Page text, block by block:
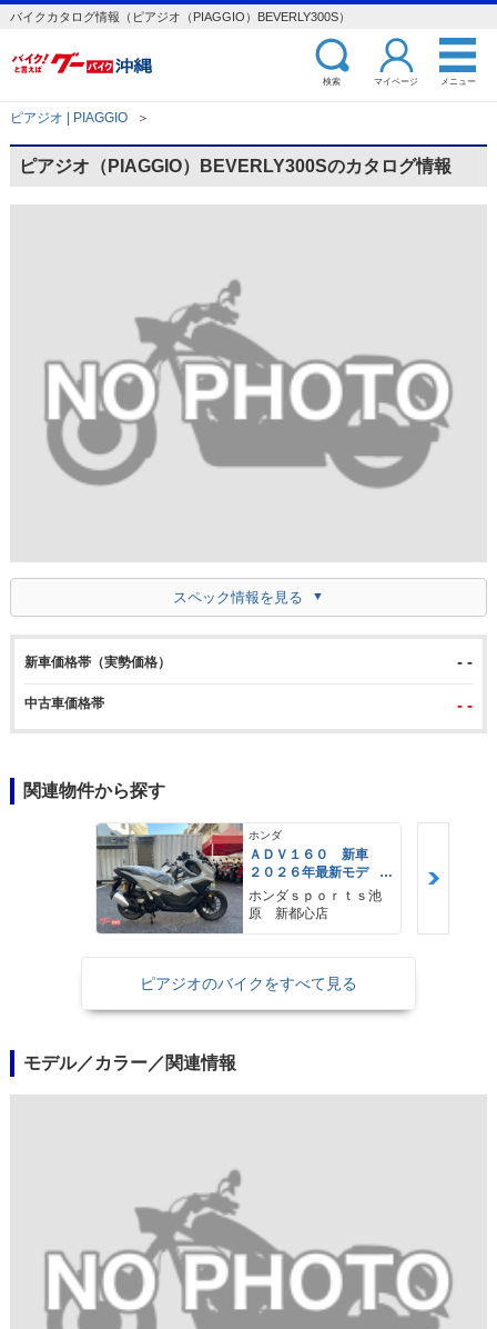
バイクカタログ情報（ピアジオ（PIAGGIO）BEVERLY300S）
検索 マイページ メニュー
ピアジオ | PIAGGIO ＞
ピアジオ（PIAGGIO）BEVERLY300Sのカタログ情報
スペック情報を見る
新車価格帯（実勢価格） - -
中古車価格帯 - -
関連物件から探す
ホンダ
ＡＤＶ１６０ 新車
２０２６年最新モデ
ル パールスモーキー
グレー スマートキ
ー ２９Ｌメットイ
ホンダｓｐｏｒｔｓ池
原 新都心店
ピアジオのバイクをすべて見る
モデル／カラー／関連情報